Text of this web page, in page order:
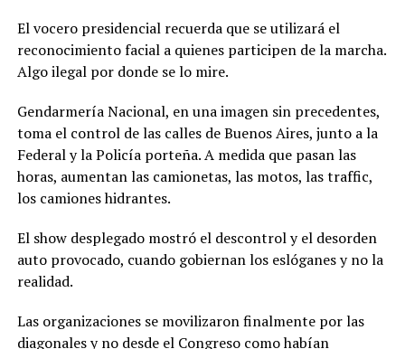
El vocero presidencial recuerda que se utilizará el
reconocimiento facial a quienes participen de la marcha.
Algo ilegal por donde se lo mire.
Gendarmería Nacional, en una imagen sin precedentes,
toma el control de las calles de Buenos Aires, junto a la
Federal y la Policía porteña. A medida que pasan las
horas, aumentan las camionetas, las motos, las traffic,
los camiones hidrantes.
El show desplegado mostró el descontrol y el desorden
auto provocado, cuando gobiernan los eslóganes y no la
realidad.
Las organizaciones se movilizaron finalmente por las
diagonales y no desde el Congreso como habían